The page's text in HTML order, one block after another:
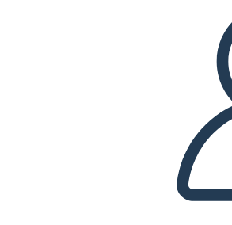
Copia questo
CREARE UNO
RIPRODURRE LA